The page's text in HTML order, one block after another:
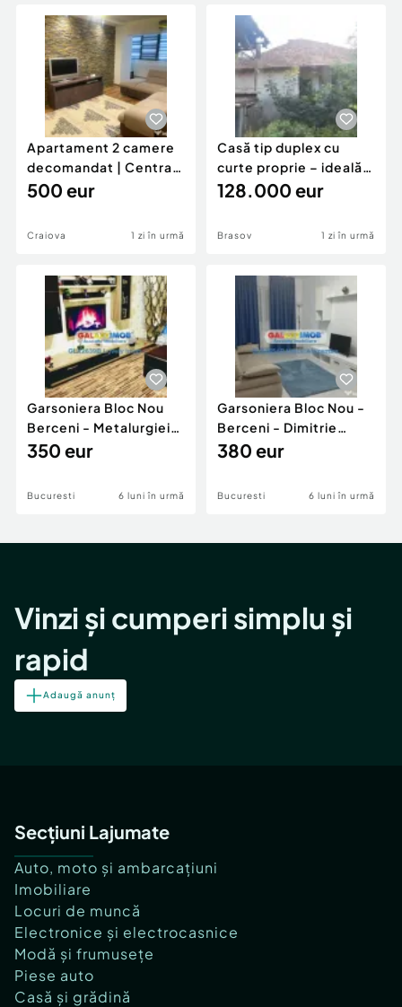
Servicii
Animale de companie
Afaceri și echipamente profesionale
Inchiriere Bunuri si Vehicule
Utilaje agricole si industriale
Piese auto si accesorii
Dacia Duster
Apartament 2 camere
decomandat | Centrală
proprie | 60 mp |
500 eur
Craiova 1 zi în urmă
Casă tip duplex cu
curte proprie – ideală
pentru renovar
128.000 eur
Brasov 1 zi în urmă
Garsoniera Bloc Nou
Berceni - Metalurgiei
Park - Postalionul
350 eur
Bucuresti 6 luni în urmă
Garsoniera Bloc Nou -
Berceni - Dimitrie
Leonida
380 eur
Bucuresti 6 luni în urmă
Vinzi și cumperi simplu și
rapid
Adaugă anunț
Secțiuni Lajumate
Auto, moto și ambarcațiuni
Imobiliare
Locuri de muncă
Electronice și electrocasnice
Modă și frumusețe
Piese auto
Casă și grădină